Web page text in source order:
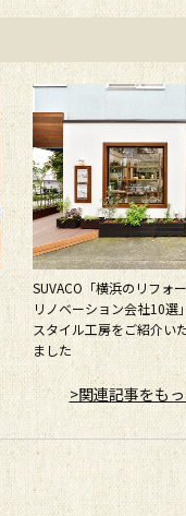
SUVACO「横浜のリフォ
リノベーション会社10選
スタイル工房をご紹介い
ました
>関連記事をも